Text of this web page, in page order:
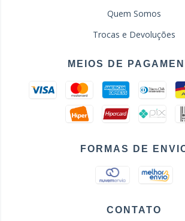
Quem Somos
Trocas e Devoluções
MEIOS DE
FORMAS DE
CONTATO